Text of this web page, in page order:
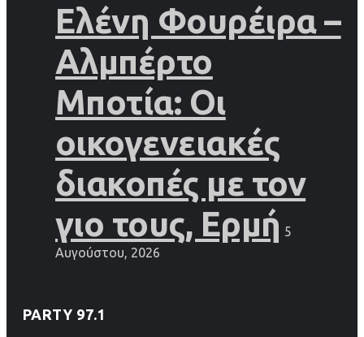
Ελένη Φουρέιρα –
Αλμπέρτο
Μποτία: Οι
οικογενειακές
διακοπές με τον
γιο τους, Ερμή 5
Αυγούστου, 2026
PARTY 97.1